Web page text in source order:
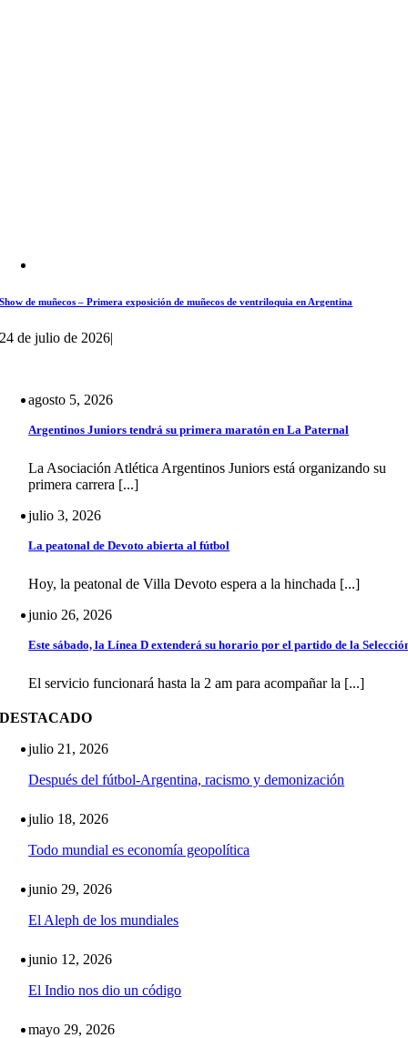
Show de muñecos – Primera exposición de muñecos de ventriloquia en Argentina
24 de julio de 2026|
agosto 5, 2026
Argentinos Juniors tendrá su primera maratón en La Paternal
La Asociación Atlética Argentinos Juniors está organizando su
primera carrera [...]
julio 3, 2026
La peatonal de Devoto abierta al fútbol
Hoy, la peatonal de Villa Devoto espera a la hinchada [...]
junio 26, 2026
Este sábado, la Línea D extenderá su horario por el partido de la
El servicio funcionará hasta la 2 am para acompañar la [...]
DESTACADO
julio 21, 2026
Después del fútbol-Argentina, racismo y demonización
julio 18, 2026
Todo mundial es economía geopolítica
junio 29, 2026
El Aleph de los mundiales
junio 12, 2026
El Indio nos dio un código
mayo 29, 2026